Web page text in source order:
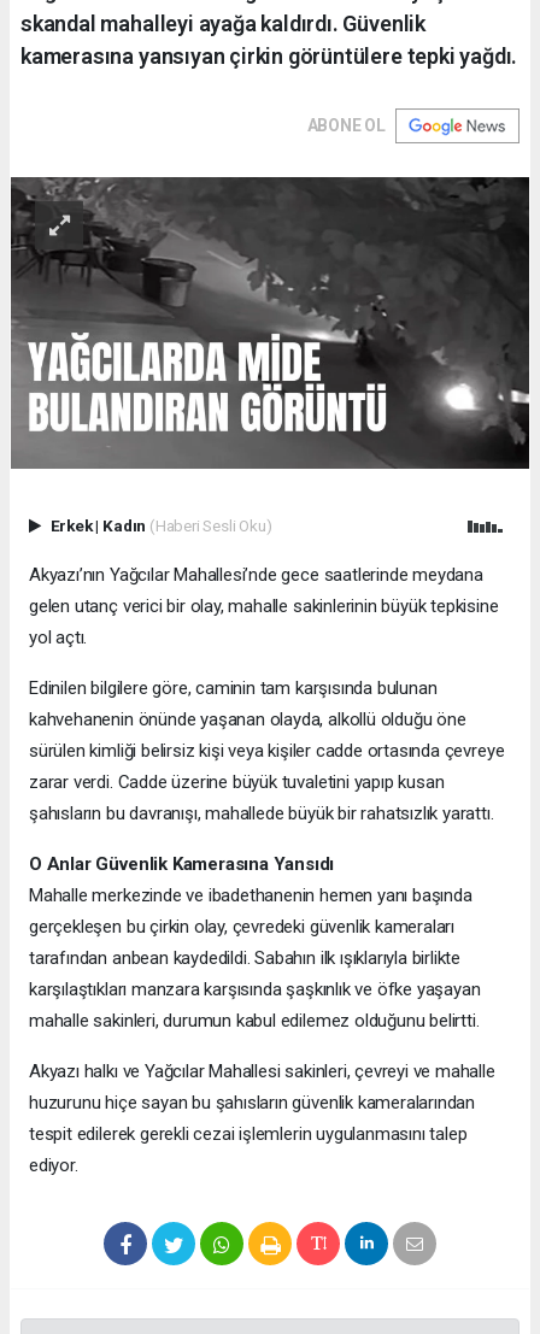
skandal mahalleyi ayağa kaldırdı. Güvenlik
kamerasına yansıyan çirkin görüntülere tepki yağdı.
ABONE OL
Erkek| Kadın (Haberi Sesli Oku)
Akyazı’nın Yağcılar Mahallesi’nde gece saatlerinde meydana
gelen utanç verici bir olay, mahalle sakinlerinin büyük tepkisine
yol açtı.
Edinilen bilgilere göre, caminin tam karşısında bulunan
kahvehanenin önünde yaşanan olayda, alkollü olduğu öne
sürülen kimliği belirsiz kişi veya kişiler cadde ortasında çevreye
zarar verdi. Cadde üzerine büyük tuvaletini yapıp kusan
şahısların bu davranışı, mahallede büyük bir rahatsızlık yarattı.
O Anlar Güvenlik Kamerasına Yansıdı
Mahalle merkezinde ve ibadethanenin hemen yanı başında
gerçekleşen bu çirkin olay, çevredeki güvenlik kameraları
tarafından anbean kaydedildi. Sabahın ilk ışıklarıyla birlikte
karşılaştıkları manzara karşısında şaşkınlık ve öfke yaşayan
mahalle sakinleri, durumun kabul edilemez olduğunu belirtti.
Akyazı halkı ve Yağcılar Mahallesi sakinleri, çevreyi ve mahalle
huzurunu hiçe sayan bu şahısların güvenlik kameralarından
tespit edilerek gerekli cezai işlemlerin uygulanmasını talep
ediyor.